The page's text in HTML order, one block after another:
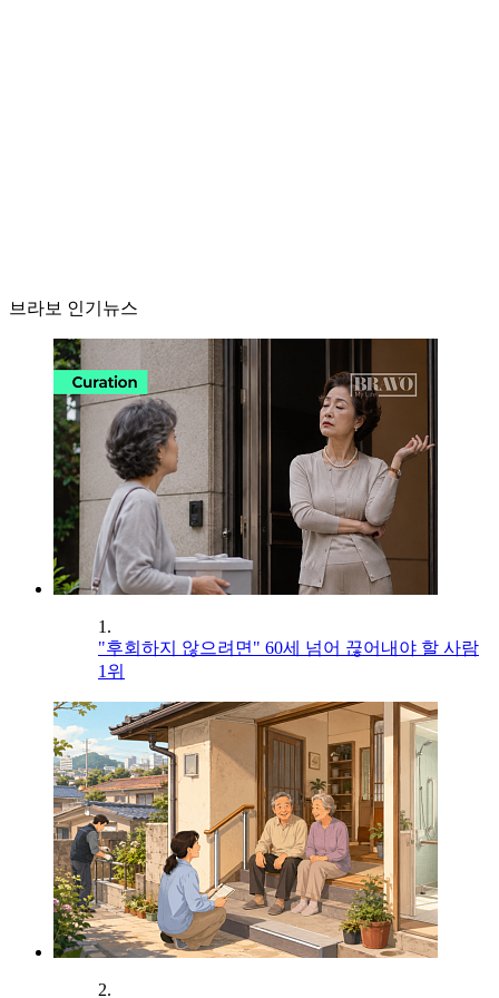
브라보 인기뉴스
1.
"후회하지 않으려면" 60세 넘어 끊어내야 할 사람
1위
2.